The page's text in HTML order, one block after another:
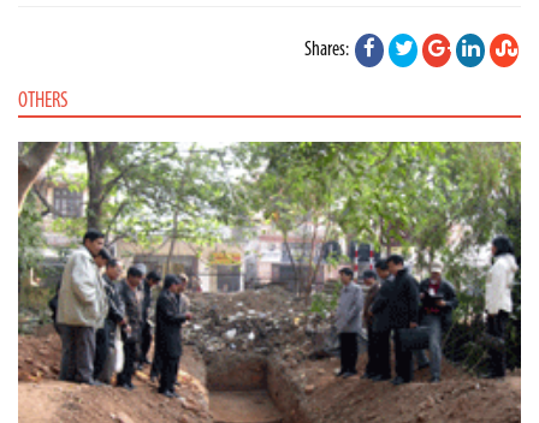
Shares:
OTHERS